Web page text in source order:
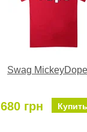
Swag
680 грн Купить